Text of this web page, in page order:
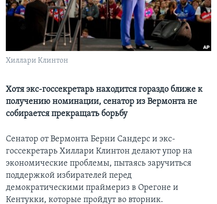
Learning English
СОЦИАЛЬНЫЕ СЕТИ
Языки
Хиллари Клинтон
Хотя экс-госсекретарь находится гораздо ближе к
получению номинации, сенатор из Вермонта не
собирается прекращать борьбу
Сенатор от Вермонта Берни Сандерс и экс-
госсекретарь Хиллари Клинтон делают упор на
экономические проблемы, пытаясь заручиться
поддержкой избирателей перед
демократическими праймериз в Орегоне и
Кентукки, которые пройдут во вторник.